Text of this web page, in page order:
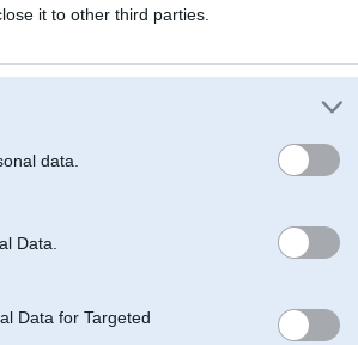
it to other third parties.
data.
Data.
Data for Targeted